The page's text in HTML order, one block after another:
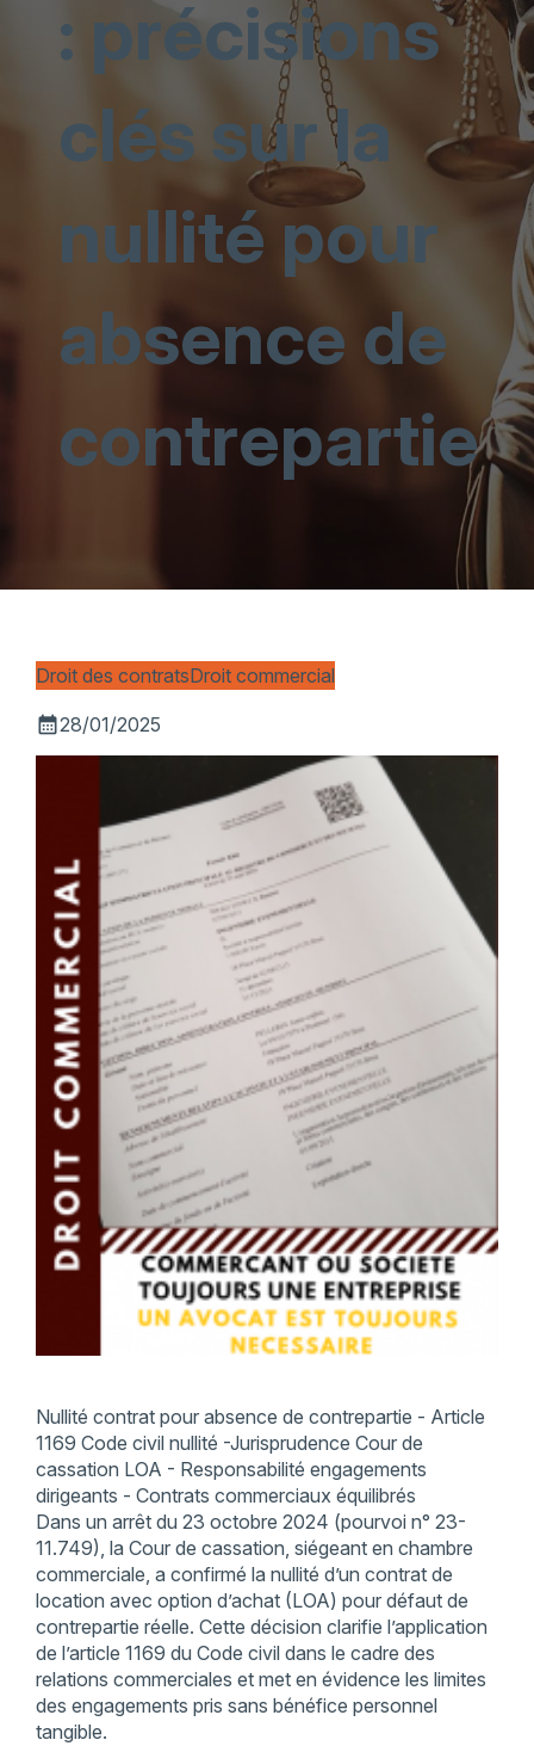
: précisions
clés sur la
nullité pour
absence de
contrepartie
Droit des contratsDroit commercial
calendar_month28/01/2025
Nullité contrat pour absence de contrepartie - Article
1169 Code civil nullité -Jurisprudence Cour de
cassation LOA - Responsabilité engagements
dirigeants - Contrats commerciaux équilibrés
Dans un arrêt du 23 octobre 2024 (pourvoi n° 23-
11.749), la Cour de cassation, siégeant en chambre
commerciale, a confirmé la nullité d’un contrat de
location avec option d’achat (LOA) pour défaut de
contrepartie réelle. Cette décision clarifie l’application
de l’article 1169 du Code civil dans le cadre des
relations commerciales et met en évidence les limites
des engagements pris sans bénéfice personnel
tangible.